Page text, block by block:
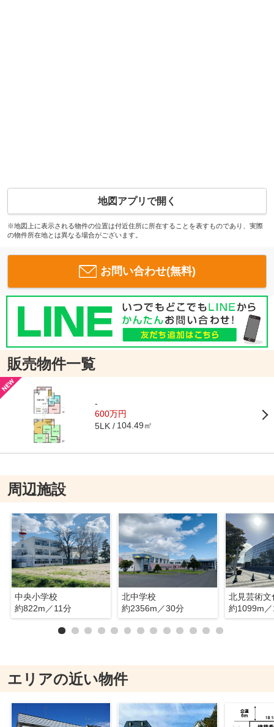
地図アプリで開く
※地図上に表示される物件の位置は付近住所に所在することを表すものであり、実際
の物件所在地とは異なる場合がございます。
お問い合わせ(無料)
販売物件一覧
-
600万円
5LK 104.49㎡
周辺施設
中央小学校
約822m／11分
北中学校
約2356m／30分
北見芸術文
約1099m
エリアの近い物件